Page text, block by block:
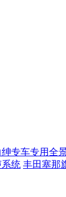
专车专用全
统 丰田塞那